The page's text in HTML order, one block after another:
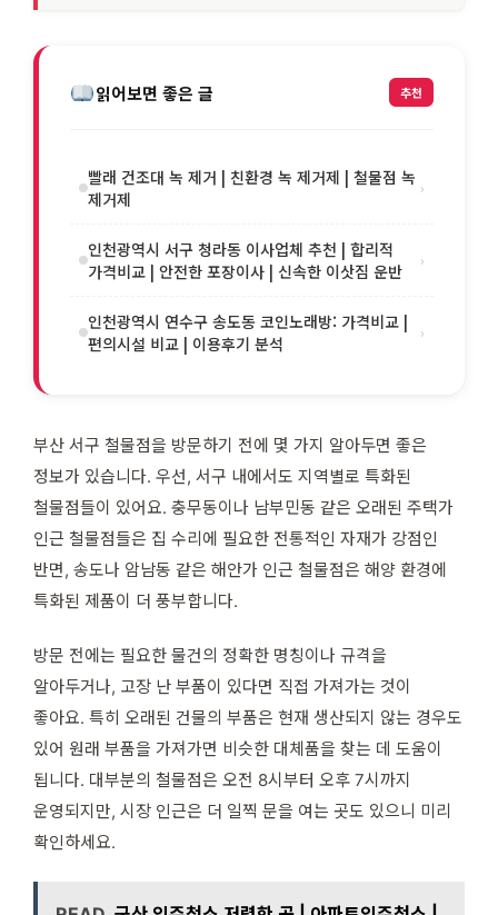
읽어보면 좋은 글 추천
빨래 건조대 녹 제거 | 친환경 녹 제거제 | 철물점 녹
제거제
›
인천광역시 서구 청라동 이사업체 추천 | 합리적
가격비교 | 안전한 포장이사 | 신속한 이삿짐 운반
›
인천광역시 연수구 송도동 코인노래방: 가격비교 |
편의시설 비교 | 이용후기 분석
›
부산 서구 철물점을 방문하기 전에 몇 가지 알아두면 좋은
정보가 있습니다. 우선, 서구 내에서도 지역별로 특화된
철물점들이 있어요. 충무동이나 남부민동 같은 오래된 주택가
인근 철물점들은 집 수리에 필요한 전통적인 자재가 강점인
반면, 송도나 암남동 같은 해안가 인근 철물점은 해양 환경에
특화된 제품이 더 풍부합니다.
방문 전에는 필요한 물건의 정확한 명칭이나 규격을
알아두거나, 고장 난 부품이 있다면 직접 가져가는 것이
좋아요. 특히 오래된 건물의 부품은 현재 생산되지 않는 경우도
있어 원래 부품을 가져가면 비슷한 대체품을 찾는 데 도움이
됩니다. 대부분의 철물점은 오전 8시부터 오후 7시까지
운영되지만, 시장 인근은 더 일찍 문을 여는 곳도 있으니 미리
확인하세요.